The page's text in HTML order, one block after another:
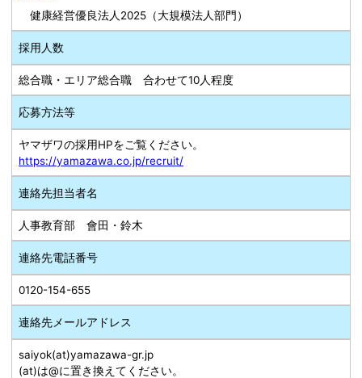
健康経営優良法人2025（大規模法人部門）
採用人数
総合職・エリア総合職 合わせて10人程度
応募方法等
ヤマザワの採用HPをご覧ください。
https://yamazawa.co.jp/recruit/
連絡先担当者名
人事教育部 會田・鈴木
連絡先電話番号
0120-154-655
連絡先メールアドレス
saiyok(at)yamazawa-gr.jp
(at)は@に置き換えてください。